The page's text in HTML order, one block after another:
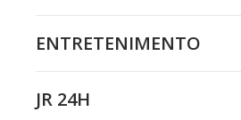
ENTRETENIMENTO
JR 24H